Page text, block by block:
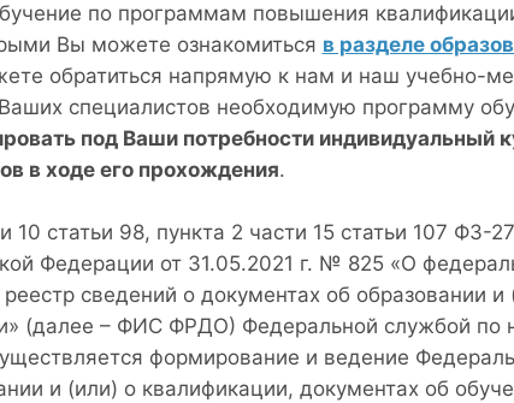
по программам повышения
Вы можете ознакомиться в разделе
обратиться напрямую к нам и наш учебно-
специалистов необходимую программу
под Ваши потребности индивидуальный
в ходе его прохождения.
10 статьи 98, пункта 2 части 15 статьи 107 ФЗ-
Федерации от 31.05.2021 г. № 825 «О
сведений о документах об образовании
(далее – ФИС ФРДО) Федеральной службой по
формирование и ведение
и (или) о квалификации, документах об